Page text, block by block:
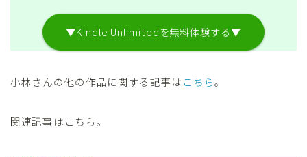
▼Kindle Unlimitedを無料体験する▼
小林さんの他の作品に関する記事は こちら。
関連記事はこちら。